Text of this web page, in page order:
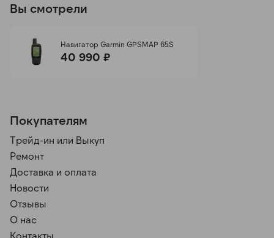
Вы смотрели
Навигатор Garmin GPSMAP 65S
40 990 ₽
Покупателям
Трейд-ин или Выкуп
Ремонт
Доставка и оплата
Новости
Отзывы
О нас
Контакты